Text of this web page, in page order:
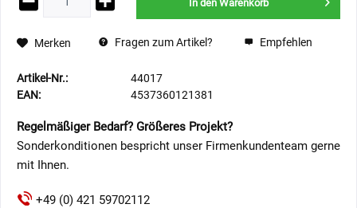
In den Warenkorb
Merken Fragen zum Artikel? Empfehlen
Artikel-Nr.:
44017
EAN:
4537360121381
Regelmäßiger Bedarf? Größeres Projekt?
Sonderkonditionen bespricht unser Firmenkundenteam gerne
mit Ihnen.
+49 (0) 421 59702112